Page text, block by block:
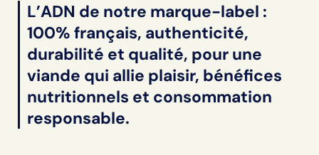
L’ADN de notre marque-label :
100% français, authenticité,
durabilité et qualité, pour une
viande qui allie plaisir, bénéfices
nutritionnels et consommation
responsable.